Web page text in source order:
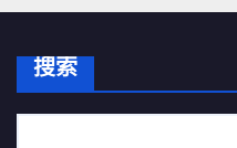
搜索